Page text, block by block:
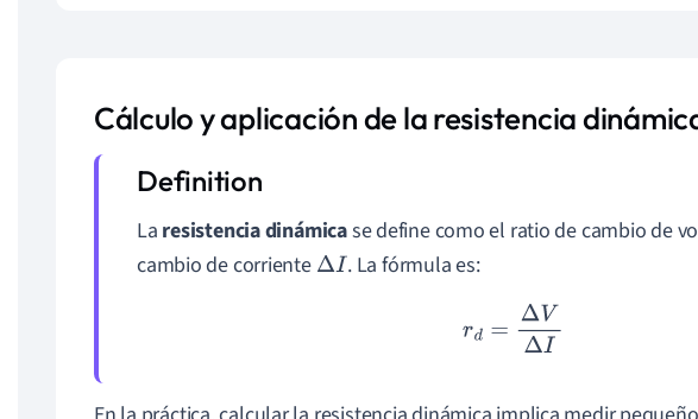
Cálculo y aplicación de la resistencia
La resistencia dinámicase define como el ratio de cambio de
cambio de corriente ΔI . La fórmula es:
r d=ΔVΔI